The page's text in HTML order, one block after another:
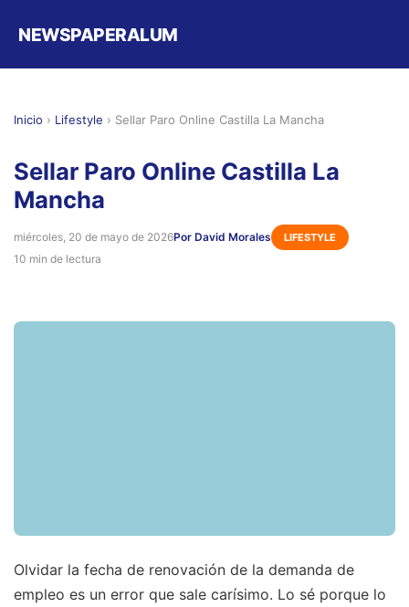
NEWSPAPERALUM
Inicio › Lifestyle › Sellar Paro Online Castilla La Mancha
Sellar Paro Online Castilla La
Mancha
miércoles, 20 de mayo de 2026Por David Morales LIFESTYLE
10 min de lectura
Olvidar la fecha de renovación de la demanda de
empleo es un error que sale carísimo. Lo sé porque lo